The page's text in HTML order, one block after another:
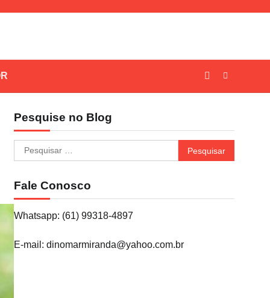
Pesquise no Blog
Pesquisar
por:
Fale Conosco
Whatsapp: (61) 99318-4897
E-mail: dinomarmiranda@yahoo.com.br